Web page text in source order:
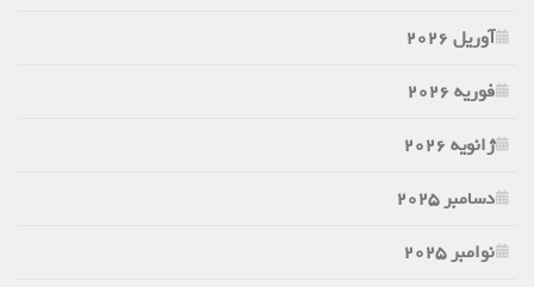
آوریل 2026
فوریه 2026
ژانویه 2026
دسامبر 2025
نوامبر 2025